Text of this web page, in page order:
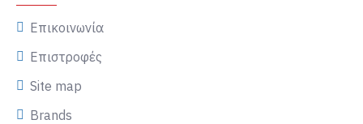
Επικοινωνία
Επιστροφές
Site map
Brands